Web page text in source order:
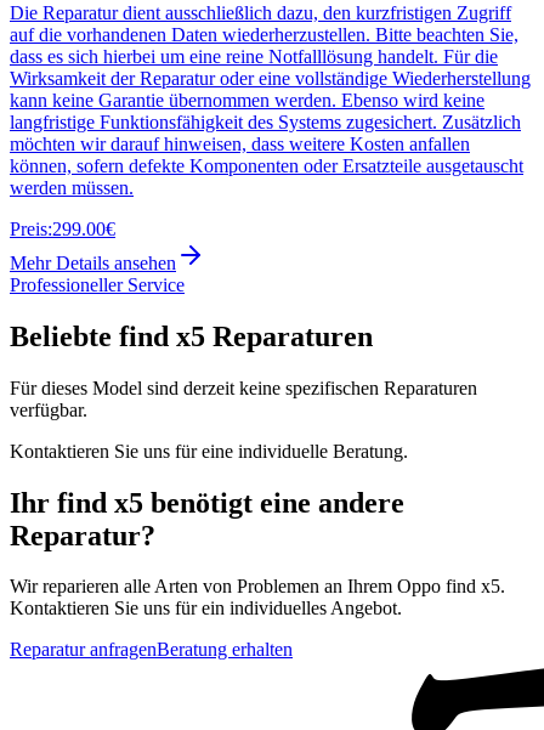
Die Reparatur dient ausschließlich dazu, den kurzfristigen Zugriff
auf die vorhandenen Daten wiederherzustellen. Bitte beachten Sie,
dass es sich hierbei um eine reine Notfalllösung handelt. Für die
Wirksamkeit der Reparatur oder eine vollständige Wiederherstellung
kann keine Garantie übernommen werden. Ebenso wird keine
langfristige Funktionsfähigkeit des Systems zugesichert. Zusätzlich
möchten wir darauf hinweisen, dass weitere Kosten anfallen
können, sofern defekte Komponenten oder Ersatzteile ausgetauscht
werden müssen.
Preis:299.00€
Mehr Details ansehen
Professioneller Service
Beliebte find x5 Reparaturen
Für dieses Model sind derzeit keine spezifischen Reparaturen
verfügbar.
Kontaktieren Sie uns für eine individuelle Beratung.
Ihr find x5 benötigt eine andere
Reparatur?
Wir reparieren alle Arten von Problemen an Ihrem Oppo find x5.
Kontaktieren Sie uns für ein individuelles Angebot.
Reparatur anfragenBeratung erhalten